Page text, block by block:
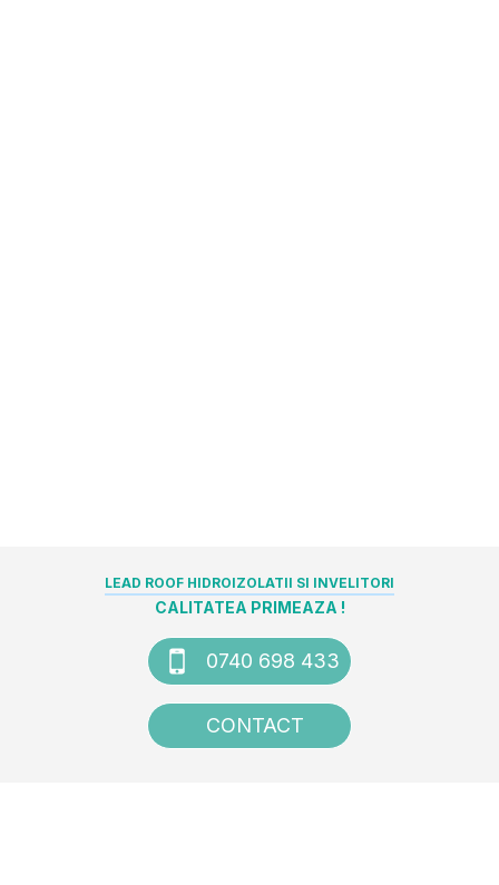
LEAD ROOF HIDROIZOLATII SI INVELITORI
CALITATEA PRIMEAZA !
0740 698 433
CONTACT